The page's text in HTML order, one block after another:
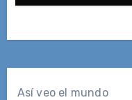
Así veo el mundo